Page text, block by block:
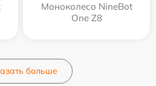
Моноколесо NineBot
One Z8
больше